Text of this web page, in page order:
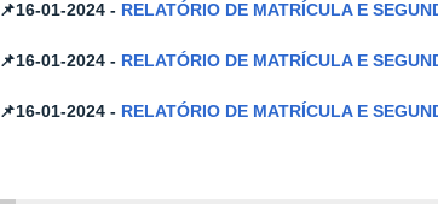
📌16-01-2024 - RELATÓRIO DE MATRÍCULA E
📌16-01-2024 - RELATÓRIO DE MATRÍCULA E
📌16-01-2024 - RELATÓRIO DE MATRÍCULA E